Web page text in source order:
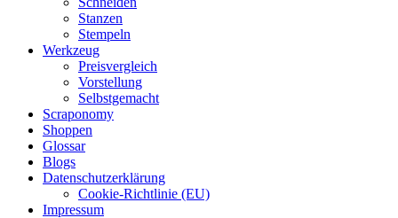
Stanzen
Stempeln
Werkzeug
Preisvergleich
Vorstellung
Selbstgemacht
Scraponomy
Shoppen
Glossar
Blogs
Datenschutzerklärung
Cookie-Richtlinie (EU)
Impressum